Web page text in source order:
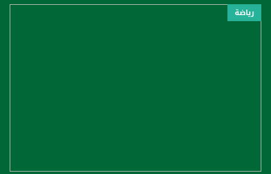
رياضة